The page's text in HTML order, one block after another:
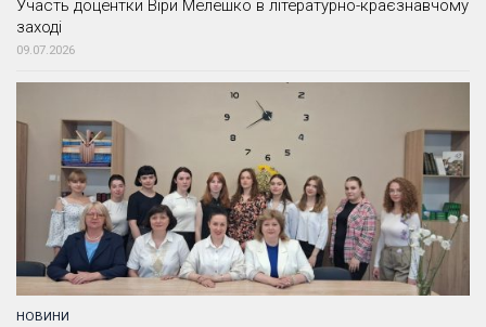
Участь доцентки Віри Мелешко в літературно-краєзнавчому
заході
09.07.2026
НОВИНИ